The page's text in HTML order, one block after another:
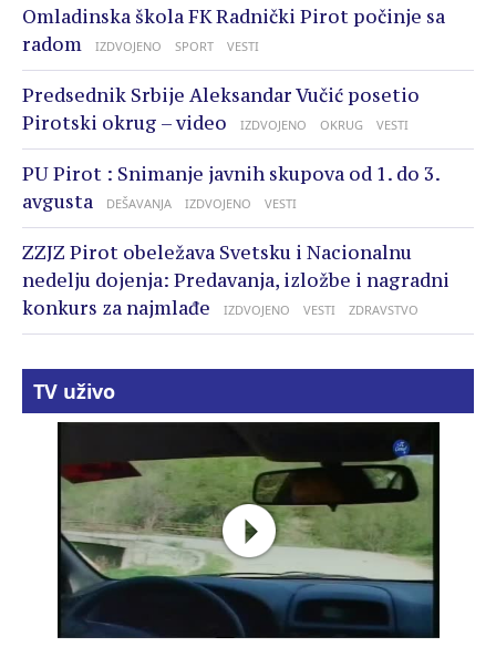
Omladinska škola FK Radnički Pirot počinje sa
radom
IZDVOJENO SPORT VESTI
Predsednik Srbije Aleksandar Vučić posetio
Pirotski okrug – video
IZDVOJENO OKRUG VESTI
PU Pirot : Snimanje javnih skupova od 1. do 3.
avgusta
DEŠAVANJA IZDVOJENO VESTI
ZZJZ Pirot obeležava Svetsku i Nacionalnu
nedelju dojenja: Predavanja, izložbe i nagradni
konkurs za najmlađe
IZDVOJENO VESTI ZDRAVSTVO
TV uživo